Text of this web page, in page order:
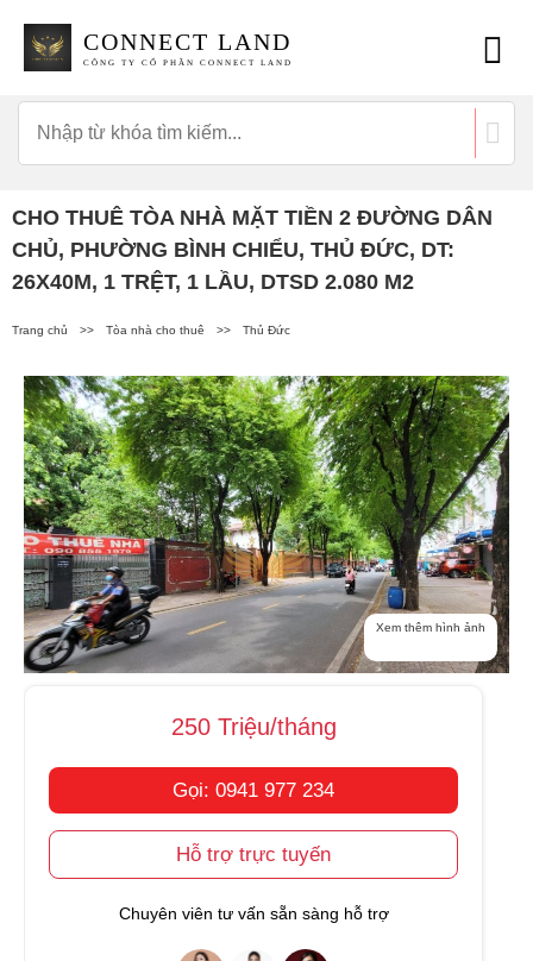
CONNECT LAND
CÔNG TY CỔ PHẦN CONNECT LAND
CHO THUÊ TÒA NHÀ MẶT TIỀN 2 ĐƯỜNG DÂN
CHỦ, PHƯỜNG BÌNH CHIỂU, THỦ ĐỨC, DT:
26X40M, 1 TRỆT, 1 LẦU, DTSD 2.080 M2
Trang chủ >> Tòa nhà cho thuê >> Thủ Đức
Xem thêm hình ảnh
250 Triệu/tháng
Gọi: 0941 977 234
Hỗ trợ trực tuyến
Chuyên viên tư vấn sẵn sàng hỗ trợ